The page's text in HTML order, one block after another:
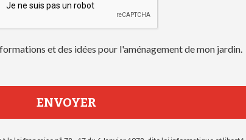
et des idées pour l'aménagement de mon jardin.